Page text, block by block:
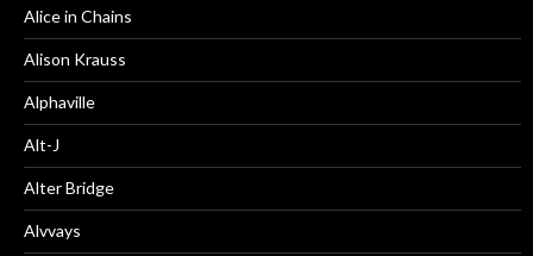
Alice in Chains
Alison Krauss
Alphaville
Alt-J
Alter Bridge
Alvvays